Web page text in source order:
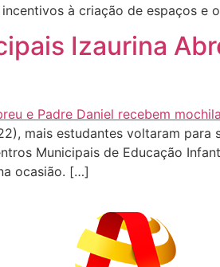
à criação de espaços e
Izaurina
mais estudantes voltaram
Municipais de Educação
ocasião. […]